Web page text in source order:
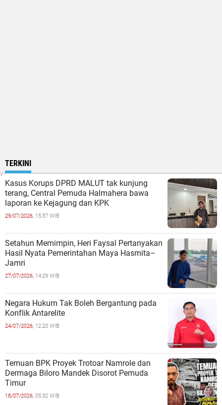
TERKINI
Kasus Korups DPRD MALUT tak kunjung
terang, Central Pemuda Halmahera bawa
laporan ke Kejagung dan KPK
29/07/2026, 15:37 WIB
Setahun Memimpin, Heri Faysal Pertanyakan
Hasil Nyata Pemerintahan Maya Hasmita–
Jamri
27/07/2026, 14:29 WIB
Negara Hukum Tak Boleh Bergantung pada
Konflik Antarelite
24/07/2026, 12:20 WIB
Temuan BPK Proyek Trotoar Namrole dan
Dermaga Biloro Mandek Disorot Pemuda
Timur
18/07/2026, 05:32 WIB